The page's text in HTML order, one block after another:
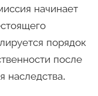
начинает
порядок
после
наследства.